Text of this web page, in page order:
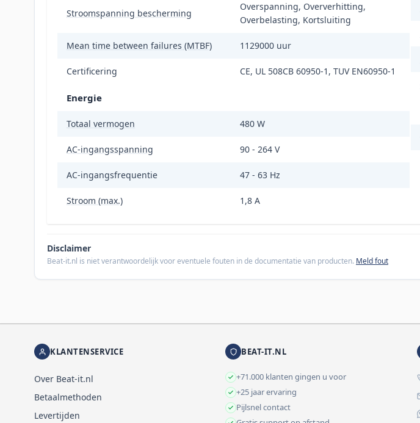
Stroomspanning bescherming
Overspanning, Oververhitting,
Overbelasting, Kortsluiting
Mean time between failures (MTBF) 1129000 uur
Certificering CE, UL 508CB 60950-1, TUV EN60950-1
Energie
Totaal vermogen 480 W
AC-ingangsspanning 90 - 264 V
AC-ingangsfrequentie 47 - 63 Hz
Stroom (max.) 1,8 A
Disclaimer
Beat-it.nl is niet verantwoordelijk voor eventuele fouten in de documentatie van producten. Meld fout
KLANTENSERVICE
Over Beat-it.nl
Betaalmethoden
Levertijden
BEAT-IT.NL
+71.000 klanten gingen u voor
+25 jaar ervaring
Pijlsnel contact